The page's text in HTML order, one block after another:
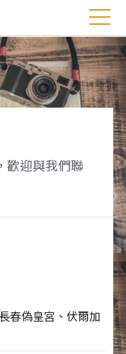
歡迎與我們聯
春偽皇宮、伏爾加